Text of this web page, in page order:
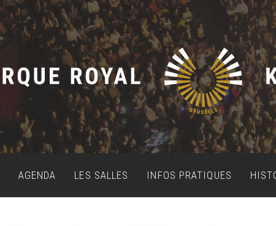
AGENDA LES SALLES INFOS PRATIQUES